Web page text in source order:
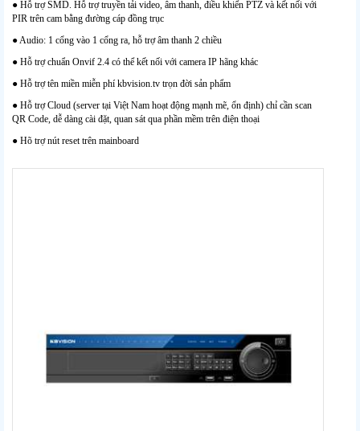
● Hỗ trợ SMD. Hỗ trợ truyền tải video, âm thanh, điều khiển PTZ và kết nối với
PIR trên cam bằng đường cáp đồng trục
● Audio: 1 cổng vào 1 cổng ra, hỗ trợ âm thanh 2 chiều
● Hỗ trợ chuẩn Onvif 2.4 có thể kết nối với camera IP hãng khác
● Hỗ trợ tên miền miễn phí kbvision.tv trọn đời sản phẩm
● Hỗ trợ Cloud (server tại Việt Nam hoạt động mạnh mẽ, ổn định) chỉ cần scan
QR Code, dễ dàng cài đặt, quan sát qua phần mềm trên điện thoại
● Hõ trợ nút reset trên mainboard